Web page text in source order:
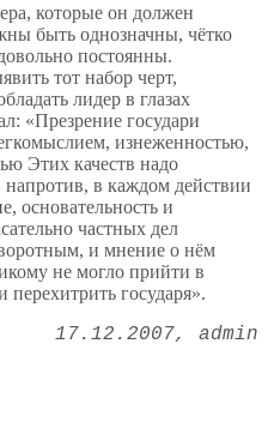
которые он должен
быть однозначны, чётко
постоянны.
тот набор черт,
лидер в глазах
«Презрение государи
изнеженностью,
Этих качеств надо
напротив, в каждом действии
основательность и
частных дел
и мнение о нём
не могло прийти в
государя».
17.12.2007 admin